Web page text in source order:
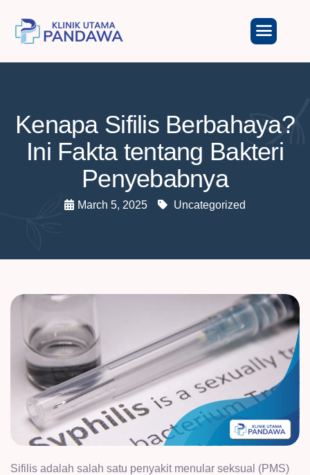
Kenapa Sifilis Berbahaya?
Ini Fakta tentang Bakteri
Penyebabnya
March 5, 2025 Uncategorized
Sifilis adalah salah satu penyakit menular seksual (PMS)